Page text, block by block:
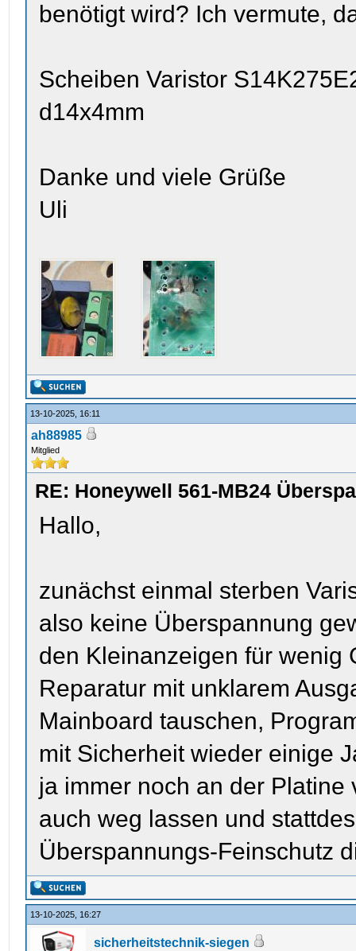
benötigt wird? Ich vermute,
Scheiben Varistor
d14x4mm
Danke und viele Grüße
Uli
13-10-2025, 16:11
ah88985
Mitglied
RE: Honeywell 561-MB24
Hallo,
zunächst einmal sterben
also keine Überspannung
den Kleinanzeigen für wenig
Reparatur mit unklarem
Mainboard tauschen,
mit Sicherheit wieder einige
ja immer noch an der
auch weg lassen und
Überspannungs-Feinschutz
13-10-2025, 16:27
sicherheitstechnik-siegen